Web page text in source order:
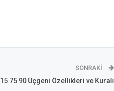
SONRAKI
15 75 90 Üçgeni Özellikleri ve Kuralı